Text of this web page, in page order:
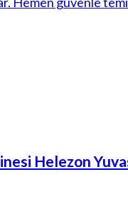
Helezon